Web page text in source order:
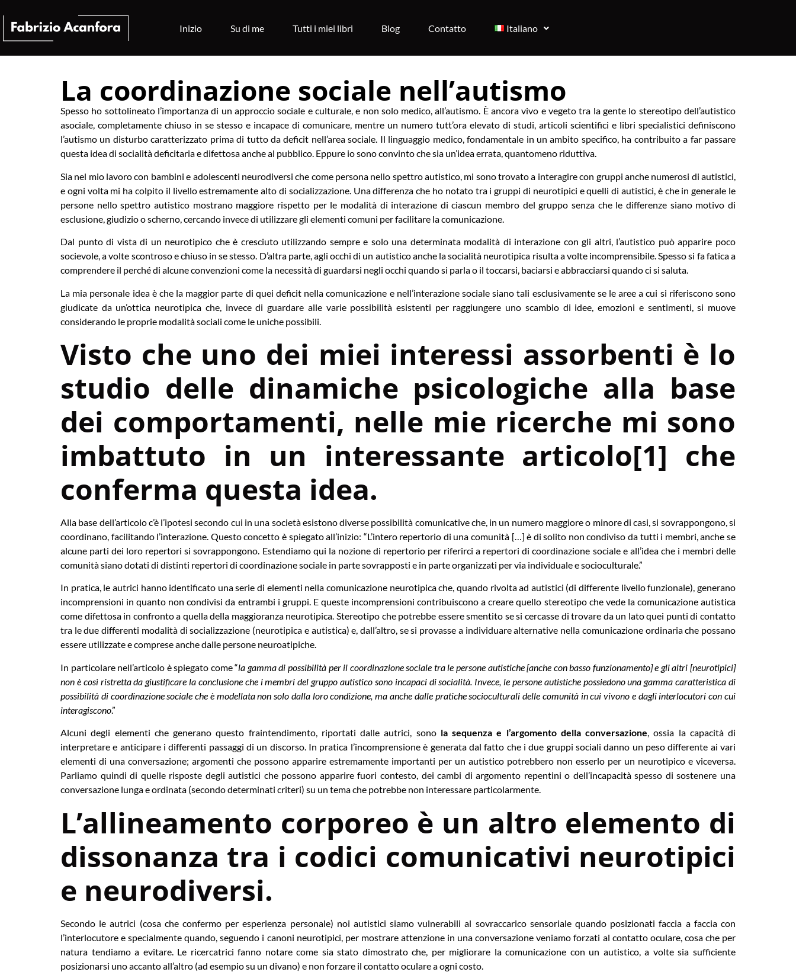
Inizio Su di me Tutti i miei libri Blog Contatto Italiano
La coordinazione sociale nell’autismo
Spesso ho sottolineato l’importanza di un approccio sociale e culturale, e non solo medico, all’autismo. È ancora vivo e vegeto tra la gente lo stereotipo dell’autistico
asociale, completamente chiuso in se stesso e incapace di comunicare, mentre un numero tutt’ora elevato di studi, articoli scientifici e libri specialistici definiscono
l’autismo un disturbo caratterizzato prima di tutto da deficit nell’area sociale. Il linguaggio medico, fondamentale in un ambito specifico, ha contribuito a far passare
questa idea di socialità deficitaria e difettosa anche al pubblico. Eppure io sono convinto che sia un’idea errata, quantomeno riduttiva.
Sia nel mio lavoro con bambini e adolescenti neurodiversi che come persona nello spettro autistico, mi sono trovato a interagire con gruppi anche numerosi di autistici,
e ogni volta mi ha colpito il livello estremamente alto di socializzazione. Una differenza che ho notato tra i gruppi di neurotipici e quelli di autistici, è che in generale le
persone nello spettro autistico mostrano maggiore rispetto per le modalità di interazione di ciascun membro del gruppo senza che le differenze siano motivo di
esclusione, giudizio o scherno, cercando invece di utilizzare gli elementi comuni per facilitare la comunicazione.
Dal punto di vista di un neurotipico che è cresciuto utilizzando sempre e solo una determinata modalità di interazione con gli altri, l’autistico può apparire poco
socievole, a volte scontroso e chiuso in se stesso. D’altra parte, agli occhi di un autistico anche la socialità neurotipica risulta a volte incomprensibile. Spesso si fa fatica a
comprendere il perché di alcune convenzioni come la necessità di guardarsi negli occhi quando si parla o il toccarsi, baciarsi e abbracciarsi quando ci si saluta.
La mia personale idea è che la maggior parte di quei deficit nella comunicazione e nell’interazione sociale siano tali esclusivamente se le aree a cui si riferiscono sono
giudicate da un’ottica neurotipica che, invece di guardare alle varie possibilità esistenti per raggiungere uno scambio di idee, emozioni e sentimenti, si muove
considerando le proprie modalità sociali come le uniche possibili.
Visto che uno dei miei interessi assorbenti è lo
studio delle dinamiche psicologiche alla base
dei comportamenti, nelle mie ricerche mi sono
imbattuto in un interessante articolo[1] che
conferma questa idea.
Alla base dell’articolo c’è l’ipotesi secondo cui in una società esistono diverse possibilità comunicative che, in un numero maggiore o minore di casi, si sovrappongono, si
coordinano, facilitando l’interazione. Questo concetto è spiegato all’inizio: “L’intero repertorio di una comunità […] è di solito non condiviso da tutti i membri, anche se
alcune parti dei loro repertori si sovrappongono. Estendiamo qui la nozione di repertorio per riferirci a repertori di coordinazione sociale e all’idea che i membri delle
comunità siano dotati di distinti repertori di coordinazione sociale in parte sovrapposti e in parte organizzati per via individuale e socioculturale.”
In pratica, le autrici hanno identificato una serie di elementi nella comunicazione neurotipica che, quando rivolta ad autistici (di differente livello funzionale), generano
incomprensioni in quanto non condivisi da entrambi i gruppi. E queste incomprensioni contribuiscono a creare quello stereotipo che vede la comunicazione autistica
come difettosa in confronto a quella della maggioranza neurotipica. Stereotipo che potrebbe essere smentito se si cercasse di trovare da un lato quei punti di contatto
tra le due differenti modalità di socializzazione (neurotipica e autistica) e, dall’altro, se si provasse a individuare alternative nella comunicazione ordinaria che possano
essere utilizzate e comprese anche dalle persone neuroatipiche.
In particolare nell’articolo è spiegato come “la gamma di possibilità per il coordinazione sociale tra le persone autistiche [anche con basso funzionamento] e gli altri [neurotipici]
non è così ristretta da giustificare la conclusione che i membri del gruppo autistico sono incapaci di socialità. Invece, le persone autistiche possiedono una gamma caratteristica di
possibilità di coordinazione sociale che è modellata non solo dalla loro condizione, ma anche dalle pratiche socioculturali delle comunità in cui vivono e dagli interlocutori con cui
interagiscono.”
Alcuni degli elementi che generano questo fraintendimento, riportati dalle autrici, sono la sequenza e l’argomento della conversazione, ossia la capacità di
interpretare e anticipare i differenti passaggi di un discorso. In pratica l’incomprensione è generata dal fatto che i due gruppi sociali danno un peso differente ai vari
elementi di una conversazione; argomenti che possono apparire estremamente importanti per un autistico potrebbero non esserlo per un neurotipico e viceversa.
Parliamo quindi di quelle risposte degli autistici che possono apparire fuori contesto, dei cambi di argomento repentini o dell’incapacità spesso di sostenere una
conversazione lunga e ordinata (secondo determinati criteri) su un tema che potrebbe non interessare particolarmente.
L’allineamento corporeo è un altro elemento di
dissonanza tra i codici comunicativi neurotipici
e neurodiversi.
Secondo le autrici (cosa che confermo per esperienza personale) noi autistici siamo vulnerabili al sovraccarico sensoriale quando posizionati faccia a faccia con
l’interlocutore e specialmente quando, seguendo i canoni neurotipici, per mostrare attenzione in una conversazione veniamo forzati al contatto oculare, cosa che per
natura tendiamo a evitare. Le ricercatrici fanno notare come sia stato dimostrato che, per migliorare la comunicazione con un autistico, a volte sia sufficiente
posizionarsi uno accanto all’altro (ad esempio su un divano) e non forzare il contatto oculare a ogni costo.